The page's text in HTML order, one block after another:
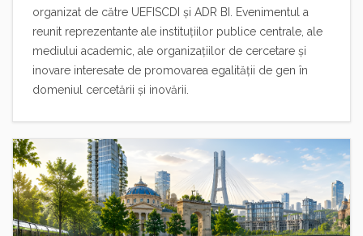
organizat de către UEFISCDI și ADR BI. Evenimentul a
reunit reprezentante ale instituţiilor publice centrale, ale
mediului academic, ale organizațiilor de cercetare și
inovare interesate de promovarea egalității de gen în
domeniul cercetării și inovării.